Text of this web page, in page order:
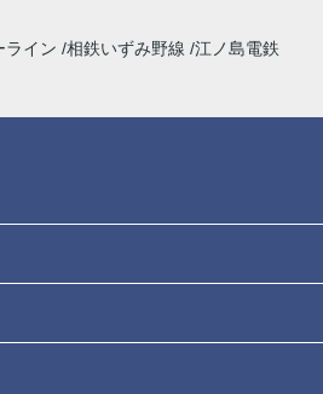
乗ってくれます。
ライン 相鉄いずみ野線 江ノ島電鉄